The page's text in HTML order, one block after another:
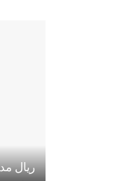
ريال